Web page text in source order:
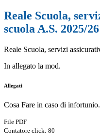
Reale Scuola,
scuola A.S. 2025/26
Reale Scuola, servizi
In allegato la mod.
Allegati
Cosa Fare in caso di
File PDF
Contatore click: 80